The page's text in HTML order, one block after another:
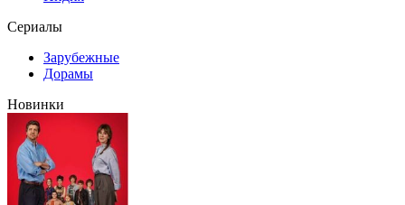
Сериалы
Зарубежные
Дорамы
Новинки